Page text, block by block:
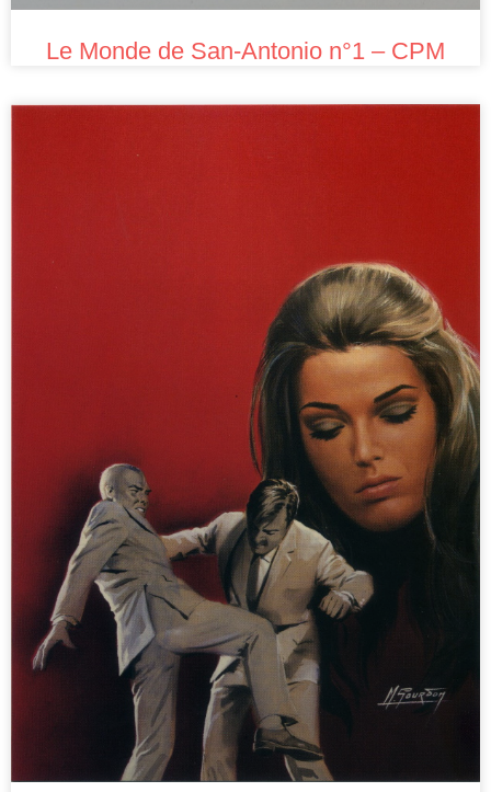
Le Monde de San-Antonio n°1 – CPM